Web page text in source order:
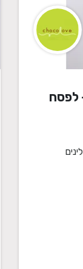
לפסח
פרספקט מארז 14 פרלינים